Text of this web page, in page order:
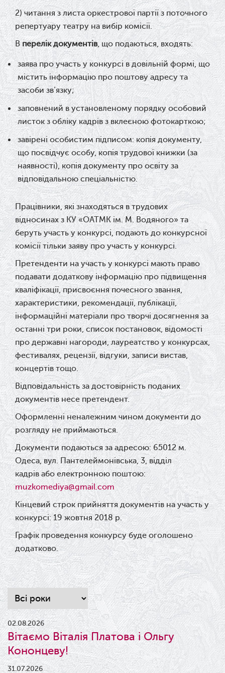
2) читання з листа оркестрової партії з поточного
репертуару театру на вибір комісії.
В перелік документів, що подаються, входять:
заява про участь у конкурсі в довільній формі, що
містить інформацію про поштову адресу та
засоби зв’язку;
заповнений в установленому порядку особовий
листок з обліку кадрів з вклеєною фотокарткою;
завірені особистим підписом: копія документу,
що посвідчує особу, копія трудової книжки (за
наявності), копія документу про освіту за
відповідальною спеціальністю.
Працівники, які знаходяться в трудових
відносинах з КУ «ОАТМК ім. М. Водяного» та
беруть участь у конкурсі, подають до конкурсної
комісії тільки заяву про участь у конкурсі.
Претенденти на участь у конкурсі мають право
подавати додаткову інформацію про підвищення
кваліфікації, присвоєння почесного звання,
характеристики, рекомендації, публікації,
інформаційні матеріали про творчі досягнення за
останні три роки, список постановок, відомості
про державні нагороди, лауреатство у конкурсах,
фестивалях, рецензії, відгуки, записи вистав,
концертів тощо.
Відповідальність за достовірність поданих
документів несе претендент.
Оформленні неналежним чином документи до
розгляду не приймаються.
Документи подаються за адресою: 65012 м.
Одеса, вул. Пантелеймонівська, 3, відділ
кадрів або електронною поштою:
muzkomediya@gmail.com
Кінцевий строк прийняття документів на участь у
конкурсі: 19 жовтня 2018 р.
Графік проведення конкурсу буде оголошено
додатково.
02.08.2026
Вітаємо Віталія Платова і Ольгу
Кононцеву!
31.07.2026